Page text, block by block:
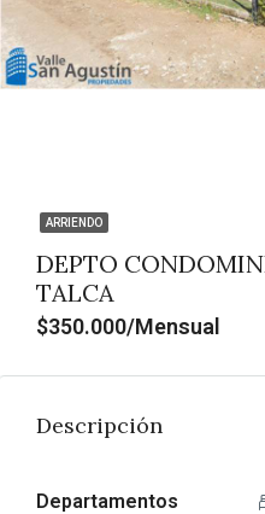
ARRIENDO
DEPTO
TALCA
$350.000/Mensual
Descripción
Departamentos